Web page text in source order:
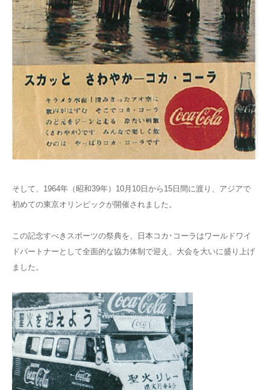
そして、1964年（昭和39年）10月10日から15日間に渡り、アジアで
初めての東京オリンピックが開催されました。
この記念すべきスポーツの祭典を、日本コカ･コーラはワールドワイ
ドパートナーとして全面的な協力体制で迎え、大会を大いに盛り上げ
ました。